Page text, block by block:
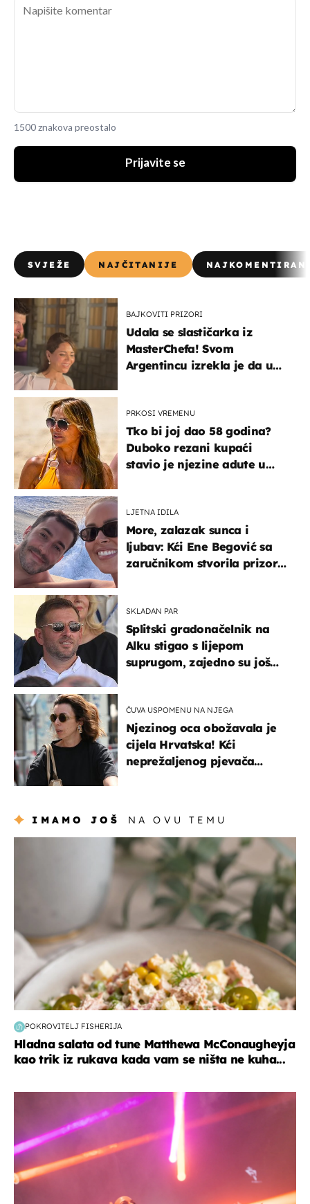
1500 znakova preostalo
Prijavite se
SVJEŽE NAJČITANIJE
BAJKOVITI PRIZORI
Udala se slastičarka iz
MasterChefa! Svom
Argentincu izrekla je da u
PRKOSI VREMENU
Tko bi joj dao 58 godina?
Duboko rezani kupaći
stavio je njezine adute u
LJETNA IDILA
More, zalazak sunca i
ljubav: Kći Ene Begović sa
zaručnikom stvorila prizor
SKLADAN PAR
Splitski gradonačelnik na
Alku stigao s lijepom
suprugom, zajedno su još
ČUVA USPOMENU NA NJEGA
Njezinog oca obožavala je
cijela Hrvatska! Kći
neprežaljenog pjevača
IMAMO JOŠ NA OVU TEMU
POKROVITELJ FISHERIJA
Hladna salata od tune Matthewa McConaugheyja
kao trik iz rukava kada vam se ništa ne kuha...